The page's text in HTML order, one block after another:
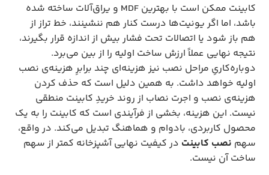
کابینت ممکن است با بهترین MDF و یراق‌آلات ساخته شده
باشد، اما اگر یونیت‌ها درست کنار هم ننشینند، خط تراز از
هم باز شود یا اتصالات تحت فشار بیش از اندازه قرار بگیرند،
نتیجه نهایی عملاً ارزش ساخت اولیه را از بین می‌برد.
دوباره‌کاری‌ِ مراحل نصب نیز هزینه‌ای چند برابرِ هزینه‌ی نصب
اولیه خواهد داشت. به همین دلیل است که حذف کردن
هزینه‌ی نصب و اجرت نصاب از روند خریدِ کابینت منطقی
نیست. این هزینه، بخشی از فرآیندی است که کابینت را به یک
محصول کاربردی، بادوام و هماهنگ تبدیل می‌کند. در واقع،
سهم نصب کابینت در کیفیت نهایی آشپزخانه کمتر از سهم
ساخت آن نیست.